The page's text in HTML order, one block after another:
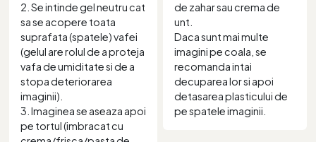
2. Se intinde gel neutru cat
sa se acopere toata
suprafata (spatele) vafei
(gelul are rolul de a proteja
vafa de umiditate si de a
stopa deteriorarea
imaginii).
3. Imaginea se aseaza apoi
pe tortul (imbracat cu
de zahar sau crema de
unt.
Daca sunt mai multe
imagini pe coala, se
recomanda intai
decuparea lor si apoi
detasarea plasticului de
pe spatele imaginii.